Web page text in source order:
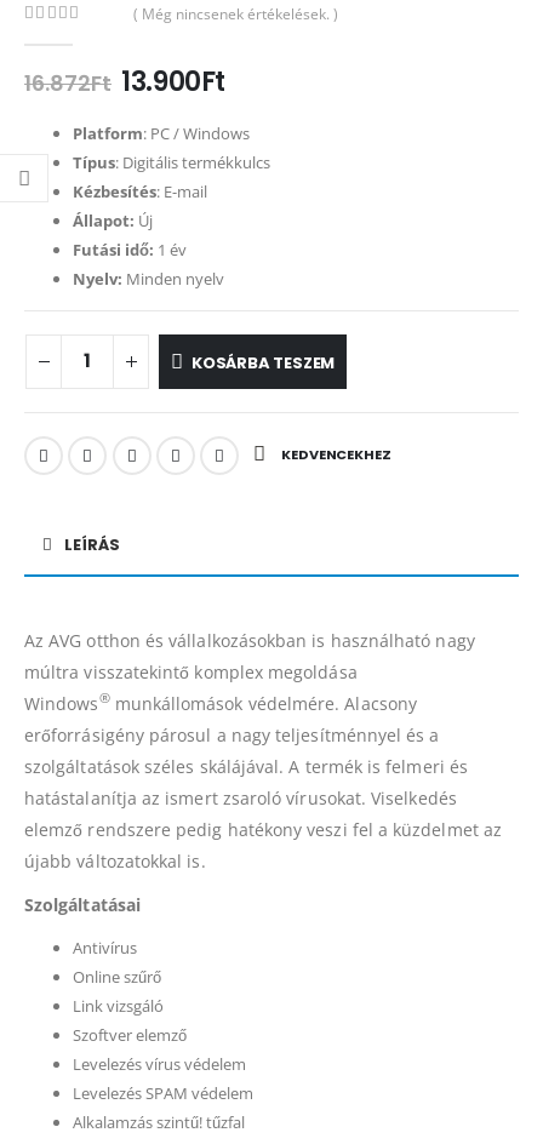
( Még nincsenek értékelések. )
16.872Ft 13.900Ft
Platform: PC / Windows
Típus: Digitális termékkulcs
Kézbesítés: E-mail
Állapot: Új
Futási idő: 1 év
Nyelv: Minden nyelv
KOSÁRBA TESZEM
KEDVENCEKHEZ
LEÍRÁS
Az AVG otthon és vállalkozásokban is használható nagy
múltra visszatekintő komplex megoldása
Windows®munkállomások védelmére. Alacsony
erőforrásigény párosul a nagy teljesítménnyel és a
szolgáltatások széles skálájával. A termék is felmeri és
hatástalanítja az ismert zsaroló vírusokat. Viselkedés
elemző rendszere pedig hatékony veszi fel a küzdelmet az
újabb változatokkal is.
Szolgáltatásai
Antivírus
Online szűrő
Link vizsgáló
Szoftver elemző
Levelezés vírus védelem
Levelezés SPAM védelem
Alkalamzás szintű! tűzfal